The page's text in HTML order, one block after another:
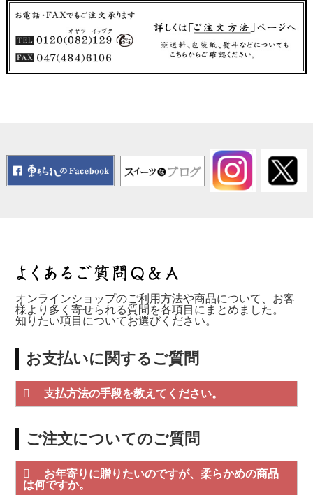
オンラインショップのご利用方法や商品について、お客
様より多く寄せられる質問を各項目にまとめました。
知りたい項目についてお選びください。
お支払いに関するご質問
支払方法の手段を教えてください。
ご注文についてのご質問
お年寄りに贈りたいのですが、柔らかめの商品
は何ですか。